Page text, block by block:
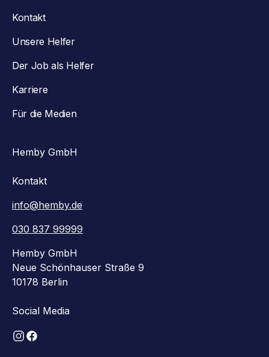
Kontakt
Unsere Helfer
Der Job als Helfer
Karriere
Für die Medien
Hemby GmbH
Kontakt
info@hemby.de
030 837 99999
Hemby GmbH
Neue Schönhauser Straße 9
10178 Berlin
Social Media